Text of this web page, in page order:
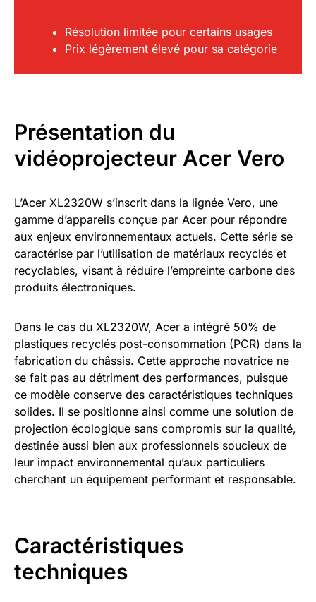
Résolution limitée pour certains usages
Prix légèrement élevé pour sa catégorie
Présentation du
vidéoprojecteur Acer Vero
L’Acer XL2320W s’inscrit dans la lignée Vero, une
gamme d’appareils conçue par Acer pour répondre
aux enjeux environnementaux actuels. Cette série se
caractérise par l’utilisation de matériaux recyclés et
recyclables, visant à réduire l’empreinte carbone des
produits électroniques.
Dans le cas du XL2320W, Acer a intégré 50% de
plastiques recyclés post-consommation (PCR) dans la
fabrication du châssis. Cette approche novatrice ne
se fait pas au détriment des performances, puisque
ce modèle conserve des caractéristiques techniques
solides. Il se positionne ainsi comme une solution de
projection écologique sans compromis sur la qualité,
destinée aussi bien aux professionnels soucieux de
leur impact environnemental qu’aux particuliers
cherchant un équipement performant et responsable.
Caractéristiques
techniques